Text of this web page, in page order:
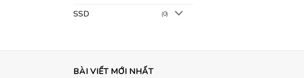
SSD (0)
BÀI VIẾT MỚI NHẤT